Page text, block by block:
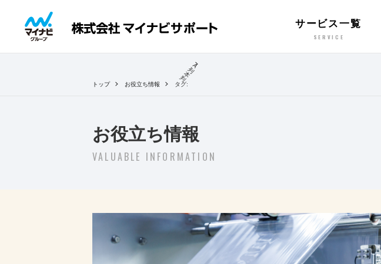
サービス一覧
SERVICE
トップ お役立ち情報 タグ:
A
列
本
判
お役立ち情報
VALUABLE INFORMATION